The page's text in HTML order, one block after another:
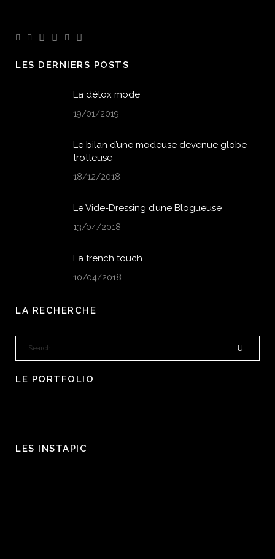
LES DERNIERS POSTS
La détox mode
19/01/2019
Le bilan d’une modeuse devenue globe-
trotteuse
18/12/2018
Le Vide-Dressing d’une Blogueuse
13/04/2018
La trench touch
10/04/2018
LA RECHERCHE
LE PORTFOLIO
LES INSTAPIC